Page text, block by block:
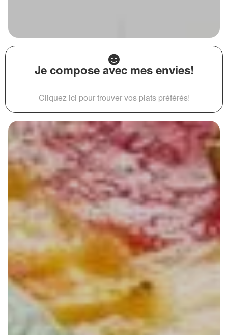
Je compose avec mes envies!
Cliquez ici pour trouver vos plats préférés!